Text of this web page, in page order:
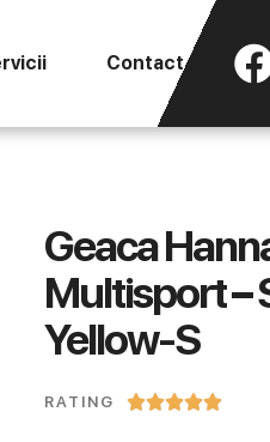
Contact
Geaca
Multisport –
Yellow-S
RATING 